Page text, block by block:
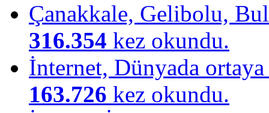
Çanakkale, Gelibolu,
316.354 kez okundu.
İnternet, Dünyada
163.726 kez okundu.